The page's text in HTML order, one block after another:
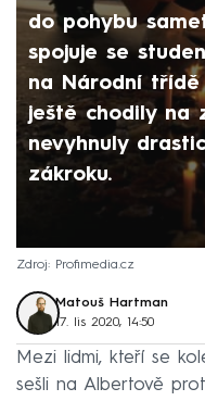
do pohybu
spojuje se
na Národní
ještě chodily na
nevyhnuly
zákroku.
Zdroj: Profimedia.cz
Matouš Hartman
17. lis 2020, 14:50
Mezi lidmi, kteří se
sešli na Albertově